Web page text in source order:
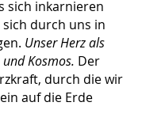
sich inkarnieren
durch uns in
Unser Herz als
und Kosmos. Der
durch die wir
auf die Erde